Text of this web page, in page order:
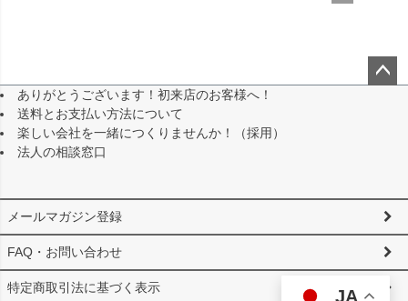
JA
ありがとうございます！初来店のお客様へ！
送料とお支払い方法について
楽しい会社を一緒につくりませんか！（採用）
法人の相談窓口
メールマガジン登録
FAQ・お問い合わせ
特定商取引法に基づく表示